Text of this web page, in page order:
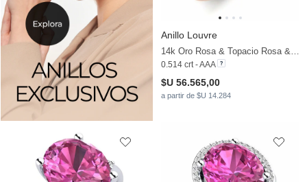
Anillo Louvre
0.514 crt - AAA
$U 56.565,00
a partir de $U 14.284